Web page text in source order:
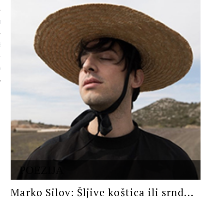
POEZIJA
Marko Silov: Šljive koštica ili srnd...